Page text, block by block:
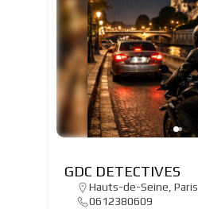
GDC DETECTIVES
Hauts-de-Seine Paris
0612380609